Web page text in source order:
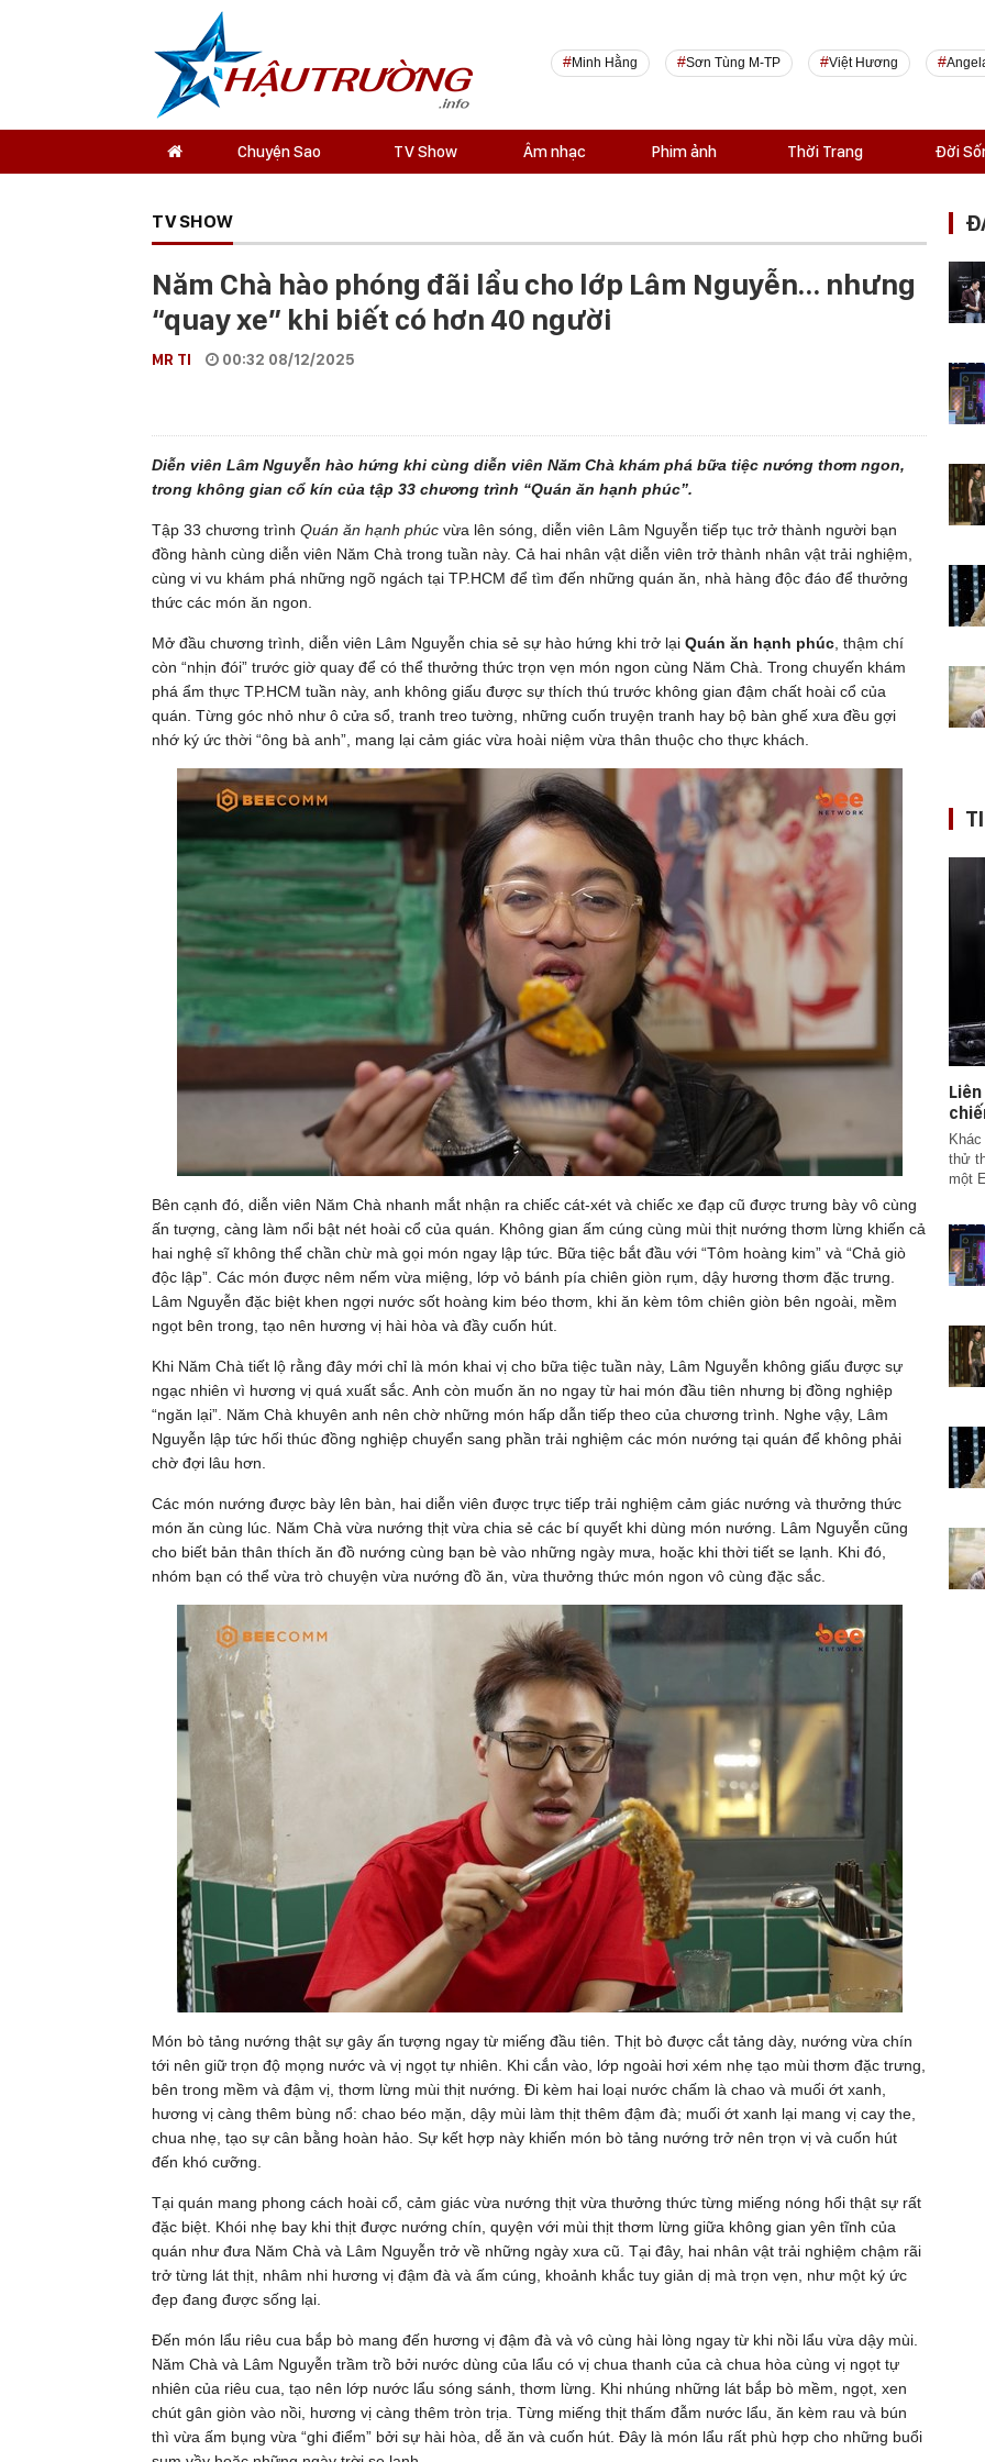
Minh Hằng Sơn Tùng M-TP Việt Hương
Chuyện Sao TV Show Âm nhạc Phim ảnh Thời Trang Đời
TV SHOW
Năm Chà hào phóng đãi lẩu cho lớp Lâm Nguyễn… nhưng
“quay xe” khi biết có hơn 40 người
MR TI 00:32 08/12/2025
Diễn viên Lâm Nguyễn hào hứng khi cùng diễn viên Năm Chà khám phá bữa tiệc nướng thơm ngon,
trong không gian cổ kín của tập 33 chương trình “Quán ăn hạnh phúc”.
Tập 33 chương trình Quán ăn hạnh phúc vừa lên sóng, diễn viên Lâm Nguyễn tiếp tục trở thành người bạn
đồng hành cùng diễn viên Năm Chà trong tuần này. Cả hai nhân vật diễn viên trở thành nhân vật trải nghiệm,
cùng vi vu khám phá những ngõ ngách tại TP.HCM để tìm đến những quán ăn, nhà hàng độc đáo để thưởng
thức các món ăn ngon.
Mở đầu chương trình, diễn viên Lâm Nguyễn chia sẻ sự hào hứng khi trở lại Quán ăn hạnh phúc, thậm chí
còn “nhịn đói” trước giờ quay để có thể thưởng thức trọn vẹn món ngon cùng Năm Chà. Trong chuyến khám
phá ẩm thực TP.HCM tuần này, anh không giấu được sự thích thú trước không gian đậm chất hoài cổ của
quán. Từng góc nhỏ như ô cửa sổ, tranh treo tường, những cuốn truyện tranh hay bộ bàn ghế xưa đều gợi
nhớ ký ức thời “ông bà anh”, mang lại cảm giác vừa hoài niệm vừa thân thuộc cho thực khách.
Bên cạnh đó, diễn viên Năm Chà nhanh mắt nhận ra chiếc cát-xét và chiếc xe đạp cũ được trưng bày vô cùng
ấn tượng, càng làm nổi bật nét hoài cổ của quán. Không gian ấm cúng cùng mùi thịt nướng thơm lừng khiến cả
hai nghệ sĩ không thể chần chừ mà gọi món ngay lập tức. Bữa tiệc bắt đầu với “Tôm hoàng kim” và “Chả giò
độc lập”. Các món được nêm nếm vừa miệng, lớp vỏ bánh pía chiên giòn rụm, dậy hương thơm đặc trưng.
Lâm Nguyễn đặc biệt khen ngợi nước sốt hoàng kim béo thơm, khi ăn kèm tôm chiên giòn bên ngoài, mềm
ngọt bên trong, tạo nên hương vị hài hòa và đầy cuốn hút.
Khi Năm Chà tiết lộ rằng đây mới chỉ là món khai vị cho bữa tiệc tuần này, Lâm Nguyễn không giấu được sự
ngạc nhiên vì hương vị quá xuất sắc. Anh còn muốn ăn no ngay từ hai món đầu tiên nhưng bị đồng nghiệp
“ngăn lại”. Năm Chà khuyên anh nên chờ những món hấp dẫn tiếp theo của chương trình. Nghe vậy, Lâm
Nguyễn lập tức hối thúc đồng nghiệp chuyển sang phần trải nghiệm các món nướng tại quán để không phải
chờ đợi lâu hơn.
Các món nướng được bày lên bàn, hai diễn viên được trực tiếp trải nghiệm cảm giác nướng và thưởng thức
món ăn cùng lúc. Năm Chà vừa nướng thịt vừa chia sẻ các bí quyết khi dùng món nướng. Lâm Nguyễn cũng
cho biết bản thân thích ăn đồ nướng cùng bạn bè vào những ngày mưa, hoặc khi thời tiết se lạnh. Khi đó,
nhóm bạn có thể vừa trò chuyện vừa nướng đồ ăn, vừa thưởng thức món ngon vô cùng đặc sắc.
Món bò tảng nướng thật sự gây ấn tượng ngay từ miếng đầu tiên. Thịt bò được cắt tảng dày, nướng vừa chín
tới nên giữ trọn độ mọng nước và vị ngọt tự nhiên. Khi cắn vào, lớp ngoài hơi xém nhẹ tạo mùi thơm đặc trưng,
bên trong mềm và đậm vị, thơm lừng mùi thịt nướng. Đi kèm hai loại nước chấm là chao và muối ớt xanh,
hương vị càng thêm bùng nổ: chao béo mặn, dậy mùi làm thịt thêm đậm đà; muối ớt xanh lại mang vị cay the,
chua nhẹ, tạo sự cân bằng hoàn hảo. Sự kết hợp này khiến món bò tảng nướng trở nên trọn vị và cuốn hút
đến khó cưỡng.
Tại quán mang phong cách hoài cổ, cảm giác vừa nướng thịt vừa thưởng thức từng miếng nóng hổi thật sự rất
đặc biệt. Khói nhẹ bay khi thịt được nướng chín, quyện với mùi thịt thơm lừng giữa không gian yên tĩnh của
quán như đưa Năm Chà và Lâm Nguyễn trở về những ngày xưa cũ. Tại đây, hai nhân vật trải nghiệm chậm rãi
trở từng lát thịt, nhâm nhi hương vị đậm đà và ấm cúng, khoảnh khắc tuy giản dị mà trọn vẹn, như một ký ức
đẹp đang được sống lại.
Đến món lẩu riêu cua bắp bò mang đến hương vị đậm đà và vô cùng hài lòng ngay từ khi nồi lẩu vừa dậy mùi.
Năm Chà và Lâm Nguyễn trầm trồ bởi nước dùng của lẩu có vị chua thanh của cà chua hòa cùng vị ngọt tự
nhiên của riêu cua, tạo nên lớp nước lẩu sóng sánh, thơm lừng. Khi nhúng những lát bắp bò mềm, ngọt, xen
chút gân giòn vào nồi, hương vị càng thêm tròn trịa. Từng miếng thịt thấm đẫm nước lẩu, ăn kèm rau và bún
thì vừa ấm bụng vừa “ghi điểm” bởi sự hài hòa, dễ ăn và cuốn hút. Đây là món lẩu rất phù hợp cho những buổi
thử
một